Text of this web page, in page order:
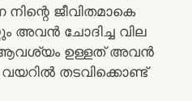
ജീവിതമാകെ
അവൻ ചോദിച്ച വില
ആവശ്യം ഉള്ളത് അവൻ
വയറിൽ തടവിക്കൊണ്ട്